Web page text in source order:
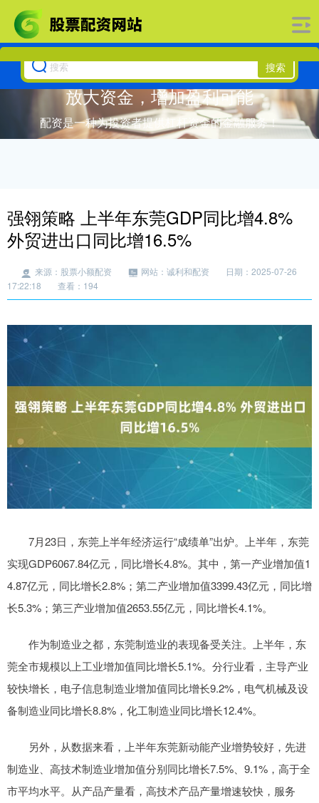
搜索
放大资金，增加盈利可能
配资是一种为投资者提供杠杆资金的金融服务！
强翎策略 上半年东莞GDP同比增4.8%
外贸进出口同比增16.5%
来源：股票小额配资 网站：诚利和配资
日期：2025-07-26
17:22:18
查看：194
7月23日，东莞上半年经济运行“成绩单”出炉。上半年，东莞
实现GDP6067.84亿元，同比增长4.8%。其中，第一产业增加值1
4.87亿元，同比增长2.8%；第二产业增加值3399.43亿元，同比增
长5.3%；第三产业增加值2653.55亿元，同比增长4.1%。
作为制造业之都，东莞制造业的表现备受关注。上半年，东
莞全市规模以上工业增加值同比增长5.1%。分行业看，主导产业
较快增长，电子信息制造业增加值同比增长9.2%，电气机械及设
备制造业同比增长8.8%，化工制造业同比增长12.4%。
另外，从数据来看，上半年东莞新动能产业增势较好，先进
制造业、高技术制造业增加值分别同比增长7.5%、9.1%，高于全
市平均水平。从产品产量看，高技术产品产量增速较快，服务